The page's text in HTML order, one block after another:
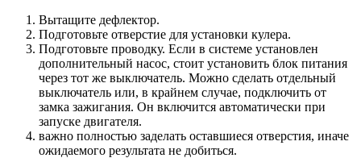
Вытащите дефлектор.
Подготовьте отверстие для установки кулера.
Подготовьте проводку. Если в системе установлен
дополнительный насос, стоит установить блок питания
через тот же выключатель. Можно сделать отдельный
выключатель или, в крайнем случае, подключить от
замка зажигания. Он включится автоматически при
запуске двигателя.
важно полностью заделать оставшиеся отверстия, иначе
ожидаемого результата не добиться.